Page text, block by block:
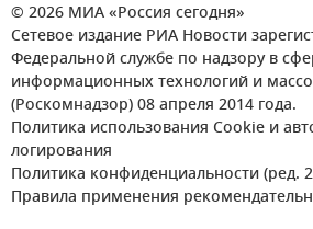
© 2026 МИА «Россия сегодня»
Сетевое издание РИА Новости
Федеральной службе по надзору в
информационных технологий и
(Роскомнадзор) 08 апреля 2014 года.
Политика использования Cookie и
логирования
Политика конфиденциальности (ред.
Правила применения